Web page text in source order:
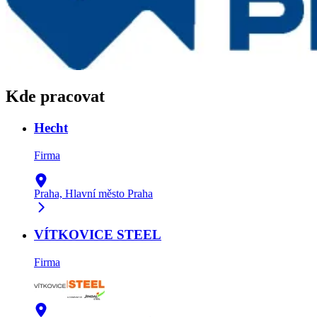
Kde pracovat
Hecht
Firma
Praha, Hlavní město Praha
VÍTKOVICE STEEL
Firma